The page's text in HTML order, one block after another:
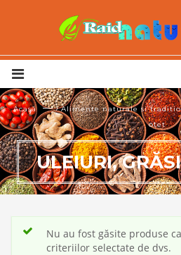
Acasă — ›Alimente naturale si
oţet
ULEIURI,
Nu au fost găsite produse
criteriilor selectate de dvs.